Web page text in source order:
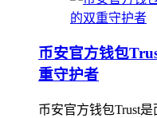
币安官方钱包
重守护者
币安官方钱包Trust